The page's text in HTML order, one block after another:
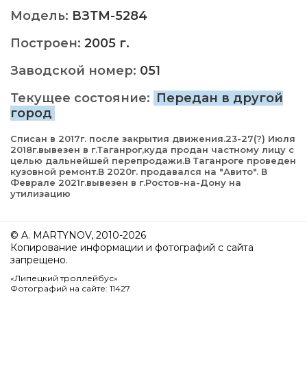
Модель: ВЗТМ-5284
Построен: 2005 г.
Заводской номер: 051
Текущее состояние: Передан в другой
город
Списан в 2017г. после закрытия движения.23-27(?) Июля
2018г.вывезен в г.Таганрог,куда продан частному лицу с
целью дальнейшей перепродажи.В Таганроге проведен
кузовной ремонт.В 2020г. продавался на "Авито". В
Феврале 2021г.вывезен в г.Ростов-на-Дону на
утилизацию
© A. MARTYNOV, 2010-2026
Копирование информации и фотографий с сайта
запрещено.
«Липецкий троллейбус»
Фотографий на сайте: 11427